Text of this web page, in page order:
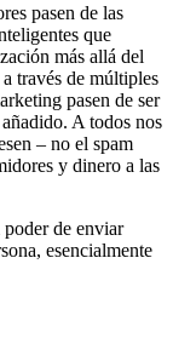
pasen de las
que
más allá del
través de múltiples
pasen de ser
A todos nos
– no el spam
y dinero a las
poder de enviar
esencialmente